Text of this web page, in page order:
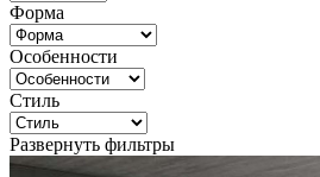
Форма
Особенности
Стиль
Развернуть фильтры